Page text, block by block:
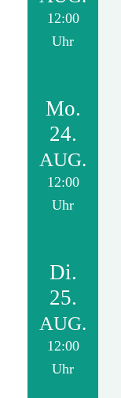
12:00
Uhr
Mo.
24.
AUG.
12:00
Uhr
Di.
25.
AUG.
12:00
Uhr